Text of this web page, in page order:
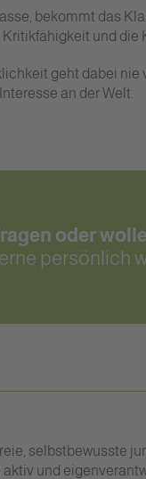
bekommt das
und die
geht dabei
an der Welt.
oder
persönlich
selbstbewusste
aktiv und